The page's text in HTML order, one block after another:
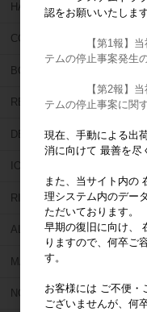
HANEL (ハネル)
COLTENE WHALEDENT (
BOSWORTH (ボスワース)
RELIANCE (リライアンス)
DETAX (デタックス)
ION (イオン)
RICHWIL (リッチウィル)
AL DENTE (アルデンテ)
MARIOTTI (マリオッティ)
NOBILIUM (ノビリアム)
認をお願いいたします
【第1報】
テムの停止事案発生
【第2報】
テムの停止事案に関
現在、手動による出
消に向けて 最善を尽
また、当サイト内の
理システム内のデー
ただいております。
早期の復旧に向け、
りますので、何卒ご
す。
お客様には ご不便
ございませんが、何